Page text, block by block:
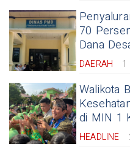
70
Dana
DAERAH 1
Walikota
di MIN 1
HEADLINE